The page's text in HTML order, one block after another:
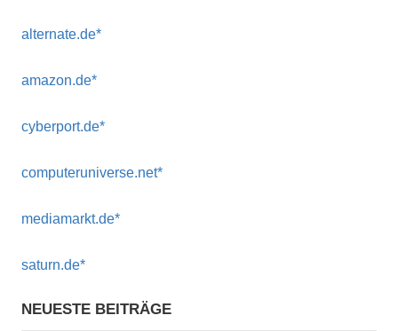
alternate.de*
amazon.de*
cyberport.de*
computeruniverse.net*
mediamarkt.de*
saturn.de*
NEUESTE BEITRÄGE